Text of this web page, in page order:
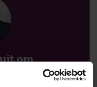
om
kaders te